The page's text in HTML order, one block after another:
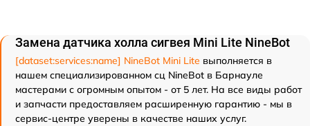
Замена датчика холла сигвея Mini Lite NineBot
[dataset:services:name] NineBot Mini Lite выполняется в
нашем специализированном сц NineBot в Барнауле
мастерами с огромным опытом - от 5 лет. На все виды работ
и запчасти предоставляем расширенную гарантию - мы в
сервис-центре уверены в качестве наших услуг.